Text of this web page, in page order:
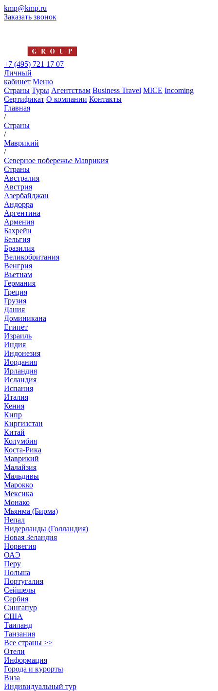
kmp@kmp.ru
Заказать звонок
+7 (495) 721 17 07
Личный
кабинет Меню
Страны Туры Агентствам Business Travel MICE Incoming
Сертификат О компании Контакты
Главная
/
Страны
/
Маврикий
/
Северное побережье Маврикия
Страны
Австралия
Австрия
Азербайджан
Андорра
Аргентина
Армения
Бахрейн
Бельгия
Бразилия
Великобритания
Венгрия
Вьетнам
Германия
Греция
Грузия
Дания
Доминикана
Египет
Израиль
Индия
Индонезия
Иордания
Ирландия
Исландия
Испания
Италия
Кения
Кипр
Киргизстан
Китай
Колумбия
Коста-Рика
Маврикий
Малайзия
Мальдивы
Марокко
Мексика
Монако
Мьянма (Бирма)
Непал
Нидерланды (Голландия)
Новая Зеландия
Норвегия
ОАЭ
Перу
Польша
Португалия
Сейшелы
Сербия
Сингапур
США
Таиланд
Танзания
Все страны >>
Отели
Информация
Города и курорты
Виза
Индивидуальный тур